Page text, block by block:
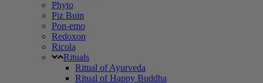
Phyto
Piz Buin
Pon-emo
Redoxon
Ricola
Rituals
Ritual of Ayurveda
Ritual of Happy Buddha